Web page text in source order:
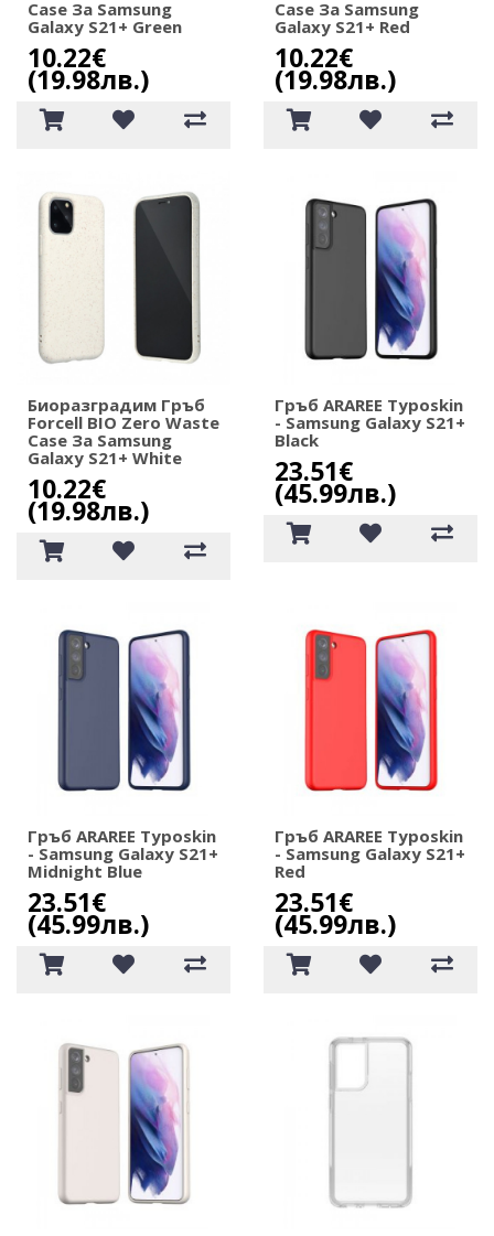
Case За Samsung
Galaxy S21+ Green
10.22€
(19.98лв.)
Case За Samsung
Galaxy S21+ Red
10.22€
(19.98лв.)
Биоразградим Гръб
Forcell BIO Zero Waste
Case За Samsung
Galaxy S21+ White
10.22€
(19.98лв.)
Гръб ARAREE Typoskin
- Samsung Galaxy S21+
Black
23.51€
(45.99лв.)
Гръб ARAREE Typoskin
- Samsung Galaxy S21+
Midnight Blue
23.51€
(45.99лв.)
Гръб ARAREE Typoskin
- Samsung Galaxy S21+
Red
23.51€
(45.99лв.)